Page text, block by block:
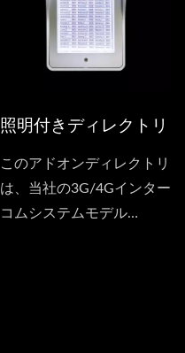
照明付きディレクトリ
このアドオンディレクトリ
は、当社の3G/4Gインター
コムシステムモデル